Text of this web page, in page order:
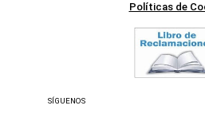
Políticas de
SÍGUENOS